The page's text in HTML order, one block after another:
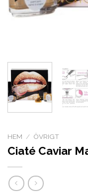
HEM / ÖVRIGT
Ciaté Caviar